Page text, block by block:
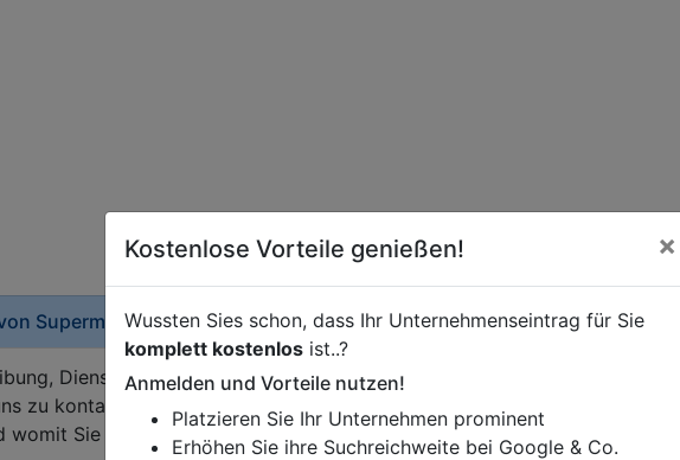
Supermarkt
Dienstleistung oder andere relevante Informationen hinzufügen?
zu kontaktieren. Gerne erweitern wir Ihren Firmeneintrag um
womit Sie sich von Ihren Wettbewerbern abheben.
Kostenlose Vorteile genießen! ×
Wussten Sies schon, dass Ihr Unternehmenseintrag für Sie
komplett kostenlos ist..?
Anmelden und Vorteile nutzen!
Platzieren Sie Ihr Unternehmen prominent
Erhöhen Sie ihre Suchreichweite bei Google & Co.